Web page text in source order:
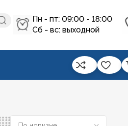
Пн - пт: 09:00 - 18:00
Сб - вс: выходной